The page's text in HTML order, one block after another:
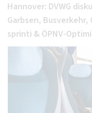
Hannover: DVWG
Garbsen,
sprinti & ÖPNV-